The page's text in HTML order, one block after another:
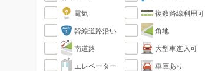
電気 複数路線利用可
幹線道路沿い 角地
南道路 大型車進入可
エレベーター 車庫あり